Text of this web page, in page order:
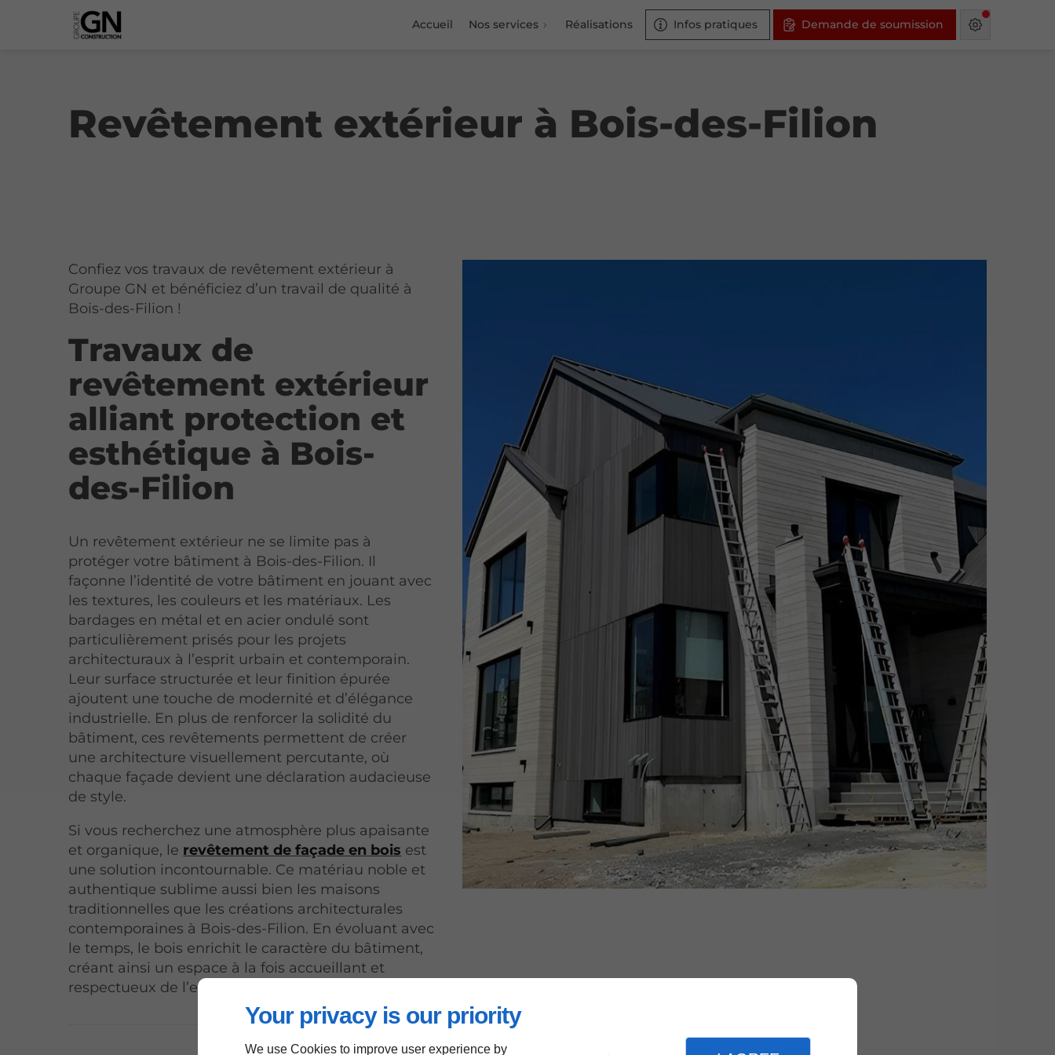
Your privacy is our priority
We use Cookies to improve user experience by
Accueil Nos services Réalisations Infos pratiques Demande de soumission
Revêtement extérieur à Bois-des-Filion
Confiez vos travaux de revêtement extérieur à
Groupe GN et bénéficiez d’un travail de qualité à
Bois-des-Filion !
Travaux de
revêtement extérieur
alliant protection et
esthétique à Bois-
des-Filion
Un revêtement extérieur ne se limite pas à
protéger votre bâtiment à Bois-des-Filion. Il
façonne l’identité de votre bâtiment en jouant avec
les textures, les couleurs et les matériaux. Les
bardages en métal et en acier ondulé sont
particulièrement prisés pour les projets
architecturaux à l’esprit urbain et contemporain.
Leur surface structurée et leur finition épurée
ajoutent une touche de modernité et d’élégance
industrielle. En plus de renforcer la solidité du
bâtiment, ces revêtements permettent de créer
une architecture visuellement percutante, où
chaque façade devient une déclaration audacieuse
de style.
Si vous recherchez une atmosphère plus apaisante
et organique, le revêtement de façade en bois est
une solution incontournable. Ce matériau noble et
authentique sublime aussi bien les maisons
traditionnelles que les créations architecturales
contemporaines à Bois-des-Filion. En évoluant avec
le temps, le bois enrichit le caractère du bâtiment,
créant ainsi un espace à la fois accueillant et
respectueux de l’environnement.